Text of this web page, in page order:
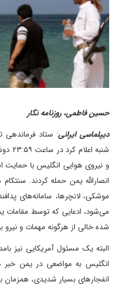
حسین فاطمی، روزنامه نگار
دیپلماسی ایرانی: ستاد فرماندهی
و نیروی هوایی انگلیس با حمایت
انصارالله یمن حمله کردند.
موشکی، لانچرها، سامانه‌های
می‌شود، ادعایی که توسط مقامات
شده خالی از هرگونه مهمات و نیرو
البته یک مسئول آمریکایی نیز
انگلیس به مواضعی در یمن خبر
انفجارهای بسیار شدیدی، همزمان